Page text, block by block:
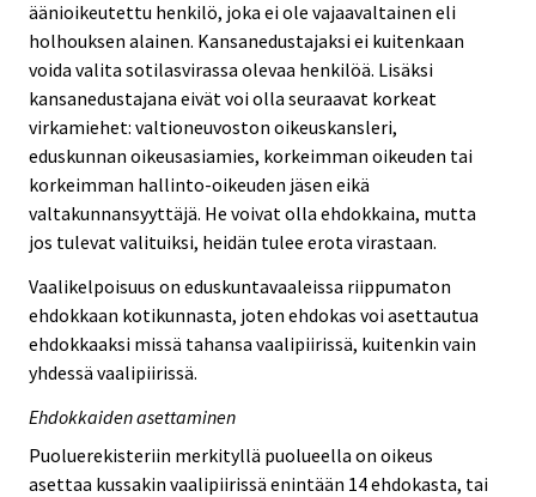
äänioikeutettu henkilö, joka ei ole vajaavaltainen eli
holhouksen alainen. Kansanedustajaksi ei kuitenkaan
voida valita sotilasvirassa olevaa henkilöä. Lisäksi
kansanedustajana eivät voi olla seuraavat korkeat
virkamiehet: valtioneuvoston oikeuskansleri,
eduskunnan oikeusasiamies, korkeimman oikeuden tai
korkeimman hallinto-oikeuden jäsen eikä
valtakunnansyyttäjä. He voivat olla ehdokkaina, mutta
jos tulevat valituiksi, heidän tulee erota virastaan.
Vaalikelpoisuus on eduskuntavaaleissa riippumaton
ehdokkaan kotikunnasta, joten ehdokas voi asettautua
ehdokkaaksi missä tahansa vaalipiirissä, kuitenkin vain
yhdessä vaalipiirissä.
Ehdokkaiden asettaminen
Puoluerekisteriin merkityllä puolueella on oikeus
asettaa kussakin vaalipiirissä enintään 14 ehdokasta, tai